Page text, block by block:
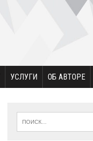
УСЛУГИ ОБ АВТОРЕ